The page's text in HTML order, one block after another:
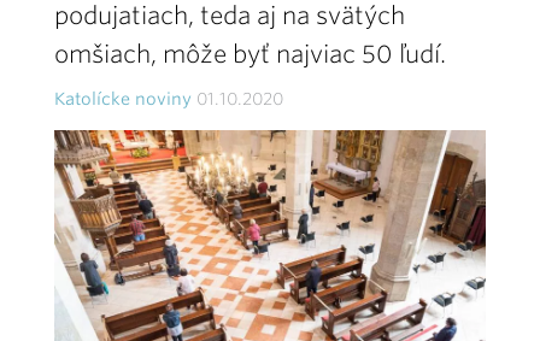
podujatiach, teda aj na svätých
omšiach, môže byť najviac 50 ľudí.
Katolícke noviny 01.10.2020